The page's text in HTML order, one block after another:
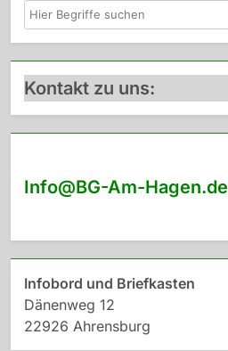
Suchen
Kontakt zu uns:
Info@BG-Am-Hagen.de
Infobord und Briefkasten
Dänenweg 12
22926 Ahrensburg